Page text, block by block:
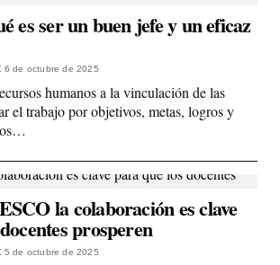
es ser un buen jefe y un eficaz
6 de octubre de 2025
humanos a la vinculación de las
el trabajo por objetivos, metas, logros y
la colaboración es clave
prosperen
5 de octubre de 2025